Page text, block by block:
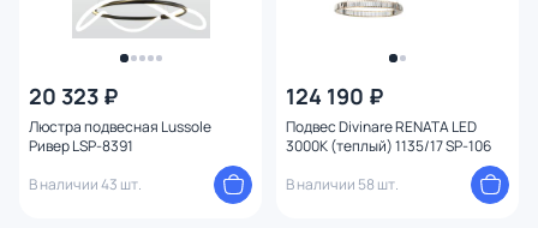
20 323 ₽
Люстра подвесная Lussole
Ривер LSP-8391
В наличии 43 шт.
124 190 ₽
Подвес Divinare RENATA LED
3000К (теплый) 1135/17 SP-106
В наличии 58 шт.